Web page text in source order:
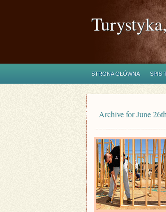
STRONA GŁÓWNA SPIS
Archive for June